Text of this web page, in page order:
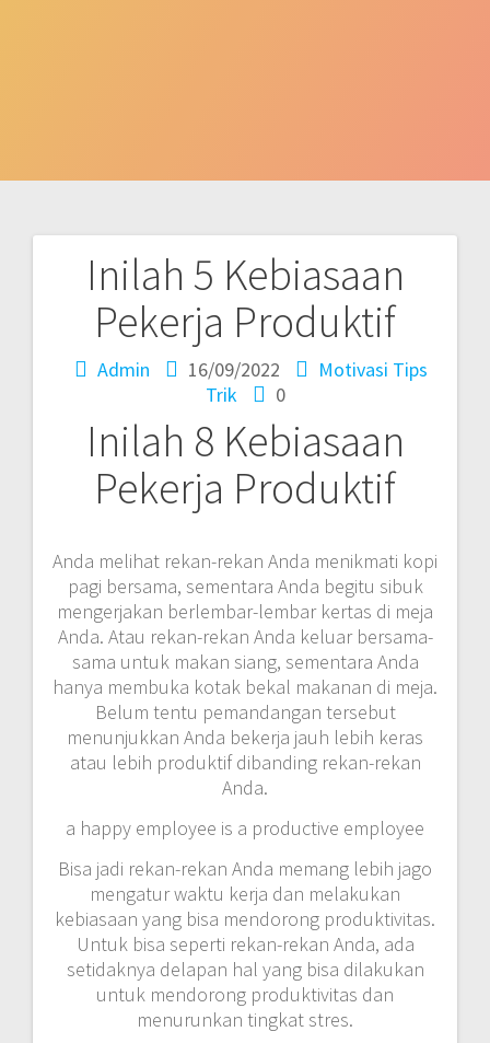
Inilah 5 Kebiasaan
Pekerja Produktif
Admin 16/09/2022 Motivasi Tips
Trik
0
Inilah 8 Kebiasaan
Pekerja Produktif
Anda melihat rekan-rekan Anda menikmati kopi
pagi bersama, sementara Anda begitu sibuk
mengerjakan berlembar-lembar kertas di meja
Anda. Atau rekan-rekan Anda keluar bersama-
sama untuk makan siang, sementara Anda
hanya membuka kotak bekal makanan di meja.
Belum tentu pemandangan tersebut
menunjukkan Anda bekerja jauh lebih keras
atau lebih produktif dibanding rekan-rekan
Anda.
a happy employee is a productive employee
Bisa jadi rekan-rekan Anda memang lebih jago
mengatur waktu kerja dan melakukan
kebiasaan yang bisa mendorong produktivitas.
Untuk bisa seperti rekan-rekan Anda, ada
setidaknya delapan hal yang bisa dilakukan
untuk mendorong produktivitas dan
menurunkan tingkat stres.
Post
navigation